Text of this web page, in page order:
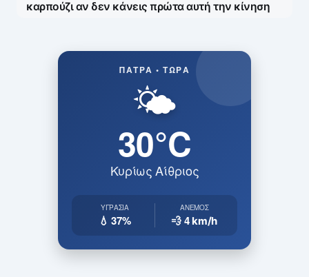
καρπούζι αν δεν κάνεις πρώτα αυτή την κίνηση
ΠΆΤΡΑ • ΤΏΡΑ
🌤️
30°C
Κυρίως Αίθριος
ΥΓΡΑΣΊΑ
💧 37%
ΆΝΕΜΟΣ
💨 4km/h